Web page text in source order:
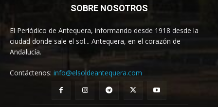
SOBRE NOSOTROS
El Periódico de Antequera, informando desde 1918 desde la
ciudad donde sale el sol... Antequera, en el corazón de
Andalucía.
Contáctenos: info@elsoldeantequera.com